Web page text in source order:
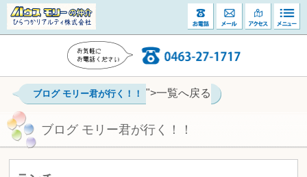
ブログ モリー君が行く！！ ">一覧へ戻る
ブログ モリー君が行く！！